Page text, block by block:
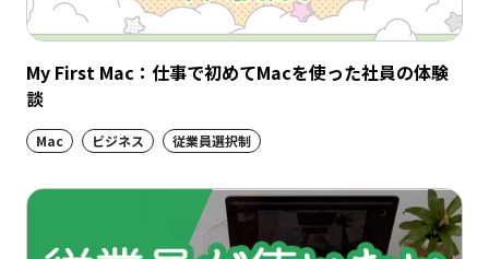
My First Mac：仕事で初めてMacを使った社員の体験
談
Mac ビジネス 従業員選択制